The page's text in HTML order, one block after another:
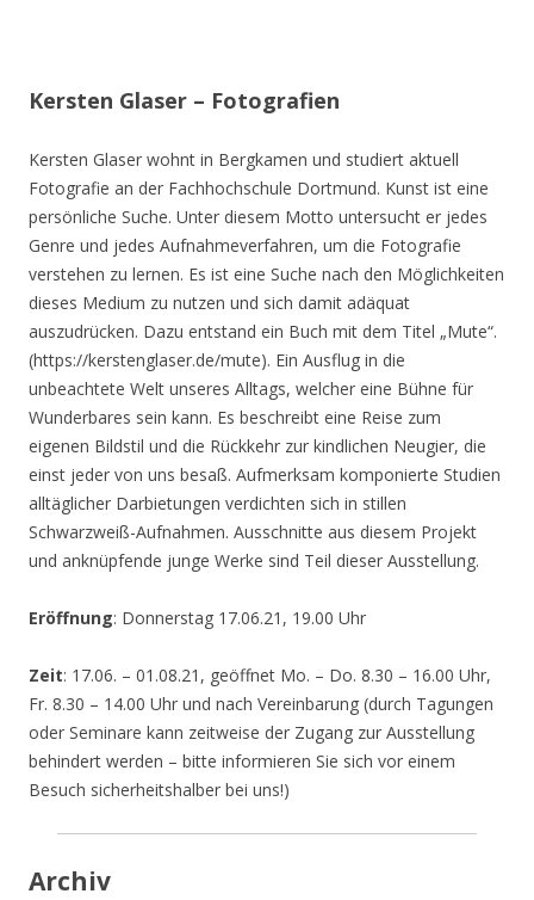
Kersten Glaser – Fotografien
Kersten Glaser wohnt in Bergkamen und studiert aktuell
Fotografie an der Fachhochschule Dortmund. Kunst ist eine
persönliche Suche. Unter diesem Motto untersucht er jedes
Genre und jedes Aufnahmeverfahren, um die Fotografie
verstehen zu lernen. Es ist eine Suche nach den Möglichkeiten
dieses Medium zu nutzen und sich damit adäquat
auszudrücken. Dazu entstand ein Buch mit dem Titel „Mute“.
(https://kerstenglaser.de/mute). Ein Ausflug in die
unbeachtete Welt unseres Alltags, welcher eine Bühne für
Wunderbares sein kann. Es beschreibt eine Reise zum
eigenen Bildstil und die Rückkehr zur kindlichen Neugier, die
einst jeder von uns besaß. Aufmerksam komponierte Studien
alltäglicher Darbietungen verdichten sich in stillen
Schwarzweiß-Aufnahmen. Ausschnitte aus diesem Projekt
und anknüpfende junge Werke sind Teil dieser Ausstellung.
Eröffnung: Donnerstag 17.06.21, 19.00 Uhr
Zeit: 17.06. – 01.08.21, geöffnet Mo. – Do. 8.30 – 16.00 Uhr,
Fr. 8.30 – 14.00 Uhr und nach Vereinbarung (durch Tagungen
oder Seminare kann zeitweise der Zugang zur Ausstellung
behindert werden – bitte informieren Sie sich vor einem
Besuch sicherheitshalber bei uns!)
Archiv